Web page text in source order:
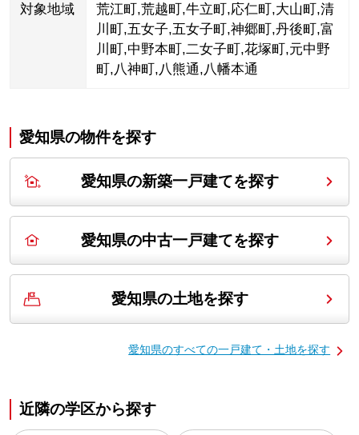
対象地域 荒江町,荒越町,牛立町,応仁町,大山町,清
川町,五女子,五女子町,神郷町,丹後町,富
川町,中野本町,二女子町,花塚町,元中野
町,八神町,八熊通,八幡本通
愛知県の物件を探す
愛知県の新築一戸建てを探す
愛知県の中古一戸建てを探す
愛知県の土地を探す
愛知県のすべての一戸建て・土地を探す
近隣の学区から探す